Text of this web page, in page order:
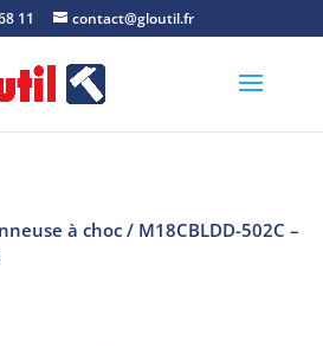
11 contact@gloutil.fr
à choc/ M18CBLDD-502C –